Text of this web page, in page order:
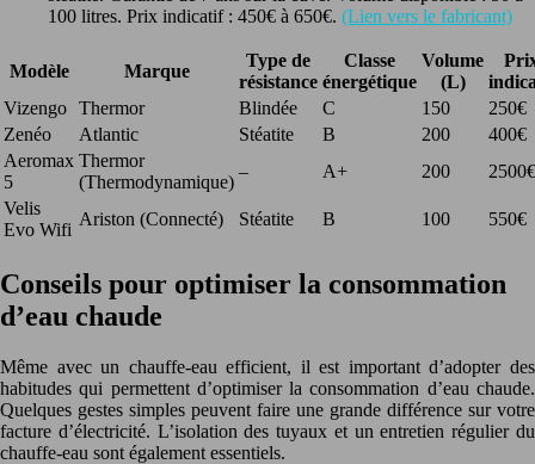
100 litres. Prix indicatif : 450€ à 650€. (Lien vers le fabricant)
Modèle Marque
Type de
résistance
Classe
énergétique
Volume
(L)
Vizengo Thermor Blindée C 150
250€
Zenéo
Atlantic Stéatite B 200
400€
Aeromax
5
Thermor
(Thermodynamique)
– A+ 200
2500€
Velis
Evo Wifi
Ariston (Connecté) Stéatite B 100 550€
Conseils pour optimiser la consommation
d’eau chaude
Même avec un chauffe-eau efficient, il est important d’adopter des
habitudes qui permettent d’optimiser la consommation d’eau chaude.
Quelques gestes simples peuvent faire une grande différence sur votre
facture d’électricité. L’isolation des tuyaux et un entretien régulier du
chauffe-eau sont également essentiels.